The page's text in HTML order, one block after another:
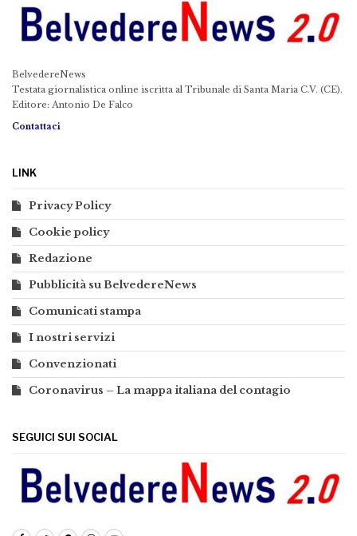
BelvedereNews
Testata giornalistica online iscritta al Tribunale di Santa Maria C.V. (CE).
Editore: Antonio De Falco
Contattaci
LINK
Privacy Policy
Cookie policy
Redazione
Pubblicità su BelvedereNews
Comunicati stampa
I nostri servizi
Convenzionati
Coronavirus – La mappa italiana del contagio
SEGUICI SUI SOCIAL